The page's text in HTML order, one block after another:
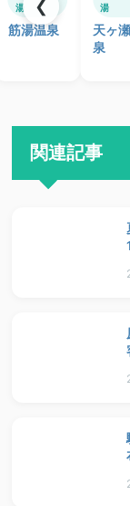
湯
筋湯温泉
湯
天ヶ
泉
❮
関連記事